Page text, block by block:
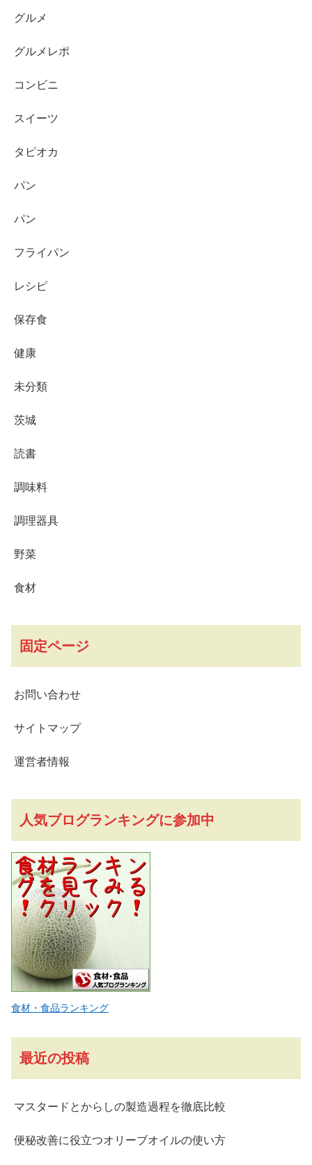
グルメ
グルメレポ
コンビニ
スイーツ
タピオカ
パン
パン
フライパン
レシピ
保存食
健康
未分類
茨城
読書
調味料
調理器具
野菜
食材
固定ページ
お問い合わせ
サイトマップ
運営者情報
人気ブログランキングに参加中
食材・食品ランキング
最近の投稿
マスタードとからしの製造過程を徹底比較
便秘改善に役立つオリーブオイルの使い方